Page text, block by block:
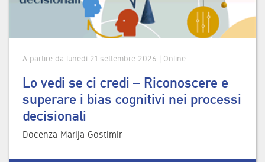
A partire da lunedì 21 settembre 2026 | Online
Lo vedi se ci credi – Riconoscere e
superare i bias cognitivi nei processi
decisionali
Docenza Marija Gostimir